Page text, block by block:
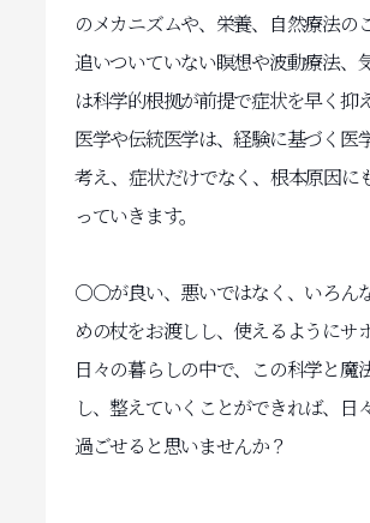
のメカニズムや、栄養、自然療法の
追いついていない瞑想や波動療法、
は科学的根拠が前提で症状を早く抑
医学や伝統医学は、経験に基づく医
考え、症状だけでなく、根本原因に
っていきます。
○○が良い、悪いではなく、いろん
めの杖をお渡しし、使えるようにサ
日々の暮らしの中で、この科学と
し、整えていくことができれば、
過ごせると思いませんか？